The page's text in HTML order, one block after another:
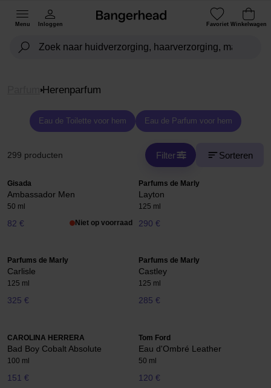
Menu Inloggen Favoriet Winkelwagen
Herenparfum
Eau de Toilette voor hem Eau de Parfum voor hem
299 producten Filter Sorteren
Gisada
Ambassador Men
50 ml
82 € Niet op voorraad
Parfums de Marly
Layton
125 ml
290 €
Parfums de Marly
Carlisle
125 ml
325 €
Parfums de Marly
Castley
125 ml
285 €
CAROLINA HERRERA
Bad Boy Cobalt Absolute
100 ml
151 €
Tom Ford
Eau d'Ombré Leather
50 ml
120 €